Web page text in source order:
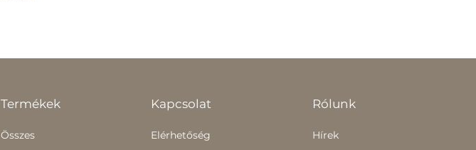
Termékek
Összes
Kapcsolat
Elérhetőség
Rólunk
Hírek